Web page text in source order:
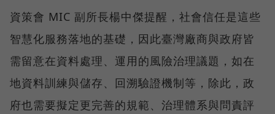
資策會 MIC 副所長楊中傑提醒，社會信任是這些
智慧化服務落地的基礎，因此臺灣廠商與政府皆
需留意在資料處理、運用的風險治理議題，如在
地資料訓練與儲存、回溯驗證機制等，除此，政
府也需要擬定更完善的規範、治理體系與問責評